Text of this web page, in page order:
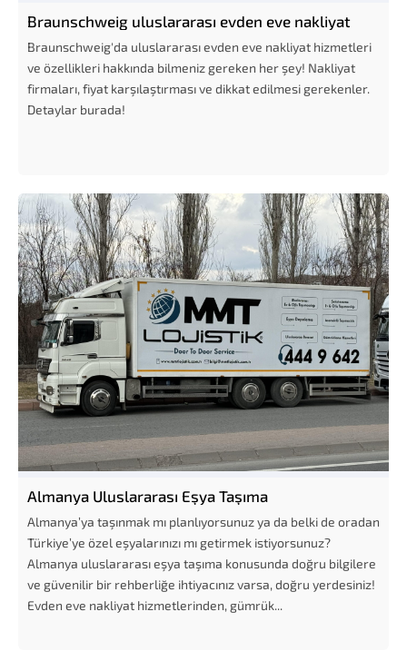
Braunschweig uluslararası evden eve nakliyat
Braunschweig'da uluslararası evden eve nakliyat hizmetleri
ve özellikleri hakkında bilmeniz gereken her şey! Nakliyat
firmaları, fiyat karşılaştırması ve dikkat edilmesi gerekenler.
Detaylar burada!
Almanya Uluslararası Eşya Taşıma
Almanya’ya taşınmak mı planlıyorsunuz ya da belki de oradan
Türkiye’ye özel eşyalarınızı mı getirmek istiyorsunuz?
Almanya uluslararası eşya taşıma konusunda doğru bilgilere
ve güvenilir bir rehberliğe ihtiyacınız varsa, doğru yerdesiniz!
Evden eve nakliyat hizmetlerinden, gümrük...